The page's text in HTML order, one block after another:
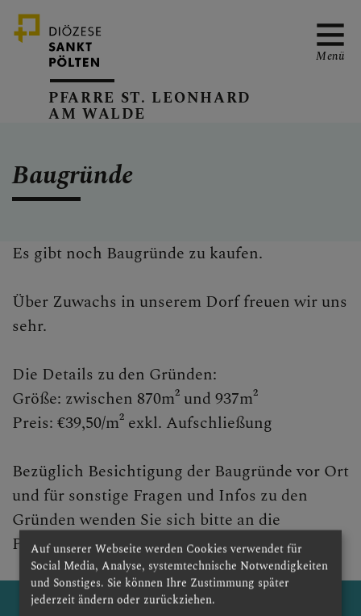
PFARRVERBAND-SEITE
PFARRKALENDER
GOTTESDIENSTORDNUN
G VERLAUTBARUNGEN
LEBENDIGE PFARRE
SONSTIGES
Pfarrgründe
PFARRE ST. LEONHARD
AM WALDE
Menü
Baugründe
Es gibt noch Baugründe zu kaufen.
Über Zuwachs in unserem Dorf freuen wir uns
sehr.
Die Details zu den Gründen:
Größe: zwischen 870m² und 937m²
Preis: €39,50/m² exkl. Aufschließung
Bezüglich Besichtigung der Baugründe vor Ort
und für sonstige Fragen und Infos zu den
Gründen wenden Sie sich bitte an die
Pfarrkanzlei.
Auf unserer Webseite werden Cookies verwendet für
Social Media, Analyse, systemtechnische Notwendigkeiten
und Sonstiges. Sie können Ihre Zustimmung später
jederzeit ändern oder zurückziehen.